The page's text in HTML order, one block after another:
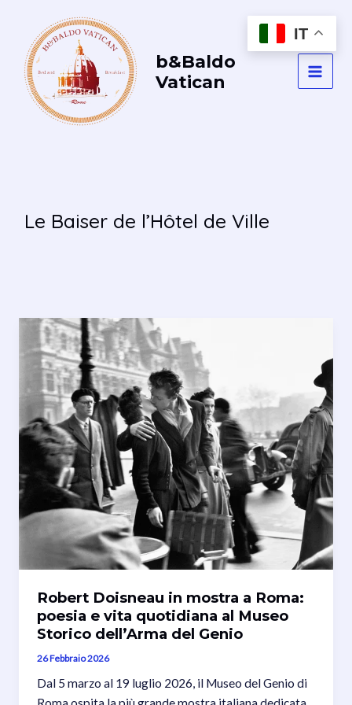
contenuto
b&Baldo
Vatican
Le Baiser de l’Hôtel de Ville
Robert Doisneau in mostra a Roma:
poesia e vita quotidiana al Museo
Storico dell’Arma del Genio
26 Febbraio 2026
Dal 5 marzo al 19 luglio 2026, il Museo del Genio di
IT